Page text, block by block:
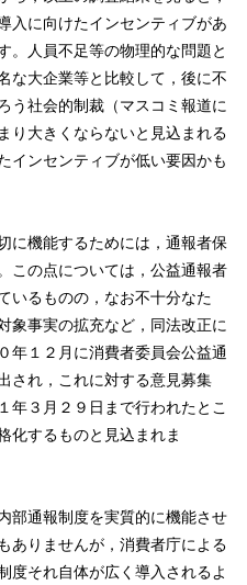
入に向けたインセンティブがあ
。人員不足等の物理的な問題と
な大企業等と比較して，後に不
う社会的制裁（マスコミ報道に
り大きくならないと見込まれる
インセンティブが低い要因かも
に機能するためには，通報者保
この点については，公益通報者
いるものの，なお不十分なた
象事実の拡充など，同法改正に
年１２月に消費者委員会公益通
され，これに対する意見募集
年３月２９日まで行われたとこ
化するものと見込まれま
部通報制度を実質的に機能させ
ありませんが，消費者庁による
度それ自体が広く導入されるよ